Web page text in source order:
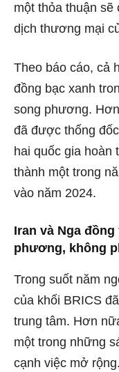
một thỏa thuận sẽ
dịch thương mại
Theo báo cáo, cả
đồng bạc xanh
song phương.
đã được thống
hai quốc gia
thành một trong
vào năm 2024.
Iran và Nga
phương, không
Trong suốt năm
của khối BRICS
trung tâm. Hơn
một trong những
cạnh việc mở